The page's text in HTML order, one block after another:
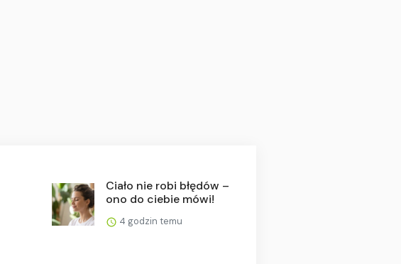
Ciało nie robi błędów –
ono do ciebie mówi!
4 godzin temu